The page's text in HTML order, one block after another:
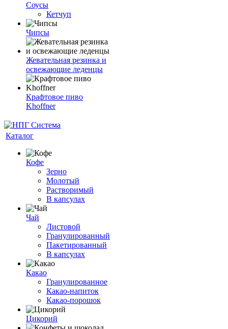
Соусы
Кетчуп
Чипсы
Жевательная резинка и
освежающие леденцы
Крафтовое пиво
Khoffner
Каталог
Кофе
Зерно
Молотый
Растворимый
В капсулах
Чай
Листовой
Гранулированный
Пакетированный
В капсулах
Какао
Гранулированное
Какао-напиток
Какао-порошок
Цикорий